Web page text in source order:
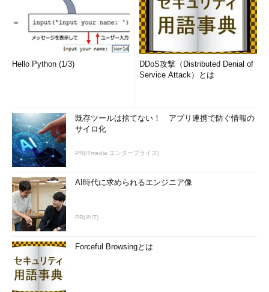
Hello Python (1/3)
DDoS攻撃（Distributed Denial of
Service Attack）とは
既存ツールは捨てない！ アプリ連携で防ぐ情報の
サイロ化
PR(ITmedia エンタープライズ)
AI時代に求められるエンジニア像
PR(＠IT)
Forceful Browsingとは